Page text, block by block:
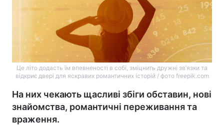
Це літо додасть їм впевненості в собі, зміцнить дружні зв’язки та
відкриє двері для яскравих романтичних історій / фото freepik.com
На них чекають щасливі збіги обставин, нові
знайомства, романтичні переживання та
враження.